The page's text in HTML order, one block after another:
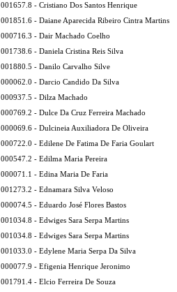
001657.8 - Cristiano Dos Santos Henrique
001851.6 - Daiane Aparecida Ribeiro Cintra Martins
000716.3 - Dair Machado Coelho
001738.6 - Daniela Cristina Reis Silva
001880.5 - Danilo Carvalho Silve
000062.0 - Darcio Candido Da Silva
000937.5 - Dilza Machado
000769.2 - Dulce Da Cruz Ferreira Machado
000069.6 - Dulcineia Auxiliadora De Oliveira
000722.0 - Edilene De Fatima De Faria Goulart
000547.2 - Edilma Maria Pereira
000071.1 - Edina Maria De Faria
001273.2 - Ednamara Silva Veloso
000074.5 - Eduardo José Flores Bastos
001034.8 - Edwiges Sara Serpa Martins
001034.8 - Edwiges Sara Serpa Martins
001033.0 - Edylene Maria Serpa Da Silva
000077.9 - Efigenia Henrique Jeronimo
001791.4 - Elcio Ferreira De Souza